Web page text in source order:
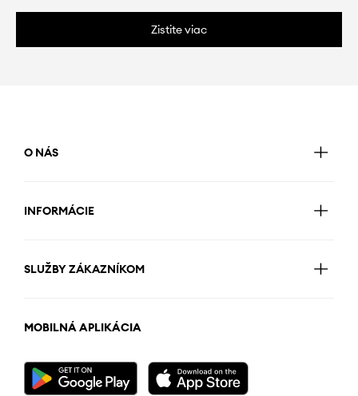
Zistite viac
O NÁS
INFORMÁCIE
SLUŽBY ZÁKAZNÍKOM
MOBILNÁ APLIKÁCIA